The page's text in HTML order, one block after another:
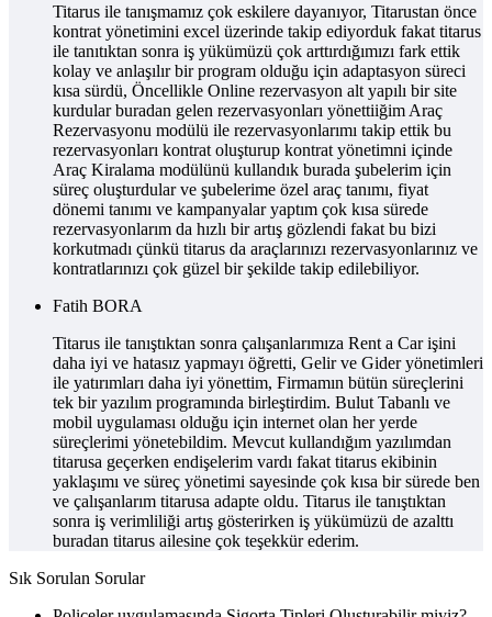
Titarus ile tanışmamız çok eskilere dayanıyor, Titarustan önce
kontrat yönetimini excel üzerinde takip ediyorduk fakat titarus
ile tanıtıktan sonra iş yükümüzü çok arttırdığımızı fark ettik
kolay ve anlaşılır bir program olduğu için adaptasyon süreci
kısa sürdü, Öncellikle Online rezervasyon alt yapılı bir site
kurdular buradan gelen rezervasyonları yönettiiğim Araç
Rezervasyonu modülü ile rezervasyonlarımı takip ettik bu
rezervasyonları kontrat oluşturup kontrat yönetimni içinde
Araç Kiralama modülünü kullandık burada şubelerim için
süreç oluşturdular ve şubelerime özel araç tanımı, fiyat
dönemi tanımı ve kampanyalar yaptım çok kısa sürede
rezervasyonlarım da hızlı bir artış gözlendi fakat bu bizi
korkutmadı çünkü titarus da araçlarınızı rezervasyonlarınız ve
kontratlarınızı çok güzel bir şekilde takip edilebiliyor.
Fatih BORA
Titarus ile tanıştıktan sonra çalışanlarımıza Rent a Car işini
daha iyi ve hatasız yapmayı öğretti, Gelir ve Gider yönetimleri
ile yatırımları daha iyi yönettim, Firmamın bütün süreçlerini
tek bir yazılım programında birleştirdim. Bulut Tabanlı ve
mobil uygulaması olduğu için internet olan her yerde
süreçlerimi yönetebildim. Mevcut kullandığım yazılımdan
titarusa geçerken endişelerim vardı fakat titarus ekibinin
yaklaşımı ve süreç yönetimi sayesinde çok kısa bir sürede ben
ve çalışanlarım titarusa adapte oldu. Titarus ile tanıştıktan
sonra iş verimliliği artış gösterirken iş yükümüzü de azalttı
buradan titarus ailesine çok teşekkür ederim.
Sık Sorulan Sorular